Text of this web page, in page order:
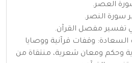
العصر.
سورة النصر.
في تفسير مفصل القرآن.
السعادة: وقفات قرآنية ووصايا
وحكم ومعان شعرية، منتقاة من